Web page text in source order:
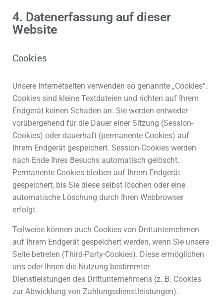
4. Datenerfassung auf dieser
Website
Cookies
Unsere Internetseiten verwenden so genannte „Cookies“.
Cookies sind kleine Textdateien und richten auf Ihrem
Endgerät keinen Schaden an. Sie werden entweder
vorübergehend für die Dauer einer Sitzung (Session-
Cookies) oder dauerhaft (permanente Cookies) auf
Ihrem Endgerät gespeichert. Session-Cookies werden
nach Ende Ihres Besuchs automatisch gelöscht.
Permanente Cookies bleiben auf Ihrem Endgerät
gespeichert, bis Sie diese selbst löschen oder eine
automatische Löschung durch Ihren Webbrowser
erfolgt.
Teilweise können auch Cookies von Drittunternehmen
auf Ihrem Endgerät gespeichert werden, wenn Sie unsere
Seite betreten (Third-Party-Cookies). Diese ermöglichen
uns oder Ihnen die Nutzung bestimmter
Dienstleistungen des Drittunternehmens (z. B. Cookies
zur Abwicklung von Zahlungsdienstleistungen).